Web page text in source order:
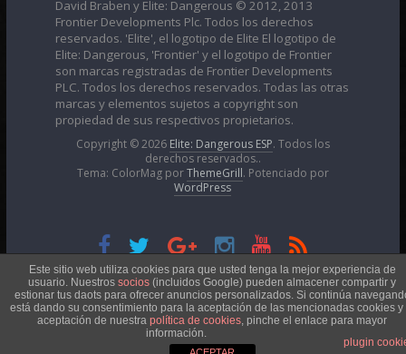
David Braben y Elite: Dangerous © 2012, 2013
Frontier Developments Plc. Todos los derechos
reservados. 'Elite', el logotipo de Elite El logotipo de
Elite: Dangerous, 'Frontier' y el logotipo de Frontier
son marcas registradas de Frontier Developments
PLC. Todos los derechos reservados. Todas las otras
marcas y elementos sujetos a copyright son
propiedad de sus respectivos propietarios.
Copyright © 2026 Elite: Dangerous ESP. Todos los
derechos reservados..
Tema: ColorMag porThemeGrill. Potenciado por
WordPress
Esta obra está bajo unaLicencia Creative Commons
Atribución-NoComercial 4.0 Internacional
Este sitio web utiliza cookies para que usted tenga la mejor experiencia de
usuario. Nuestros socios (incluidos Google) pueden almacener compartir y
estionar tus daots para ofrecer anuncios personalizados. Si continúa
está dando su consentimiento para la aceptación de las mencionadas cookies y
aceptación de nuestra política de cookies, pinche el enlace para mayor
información.
plugin